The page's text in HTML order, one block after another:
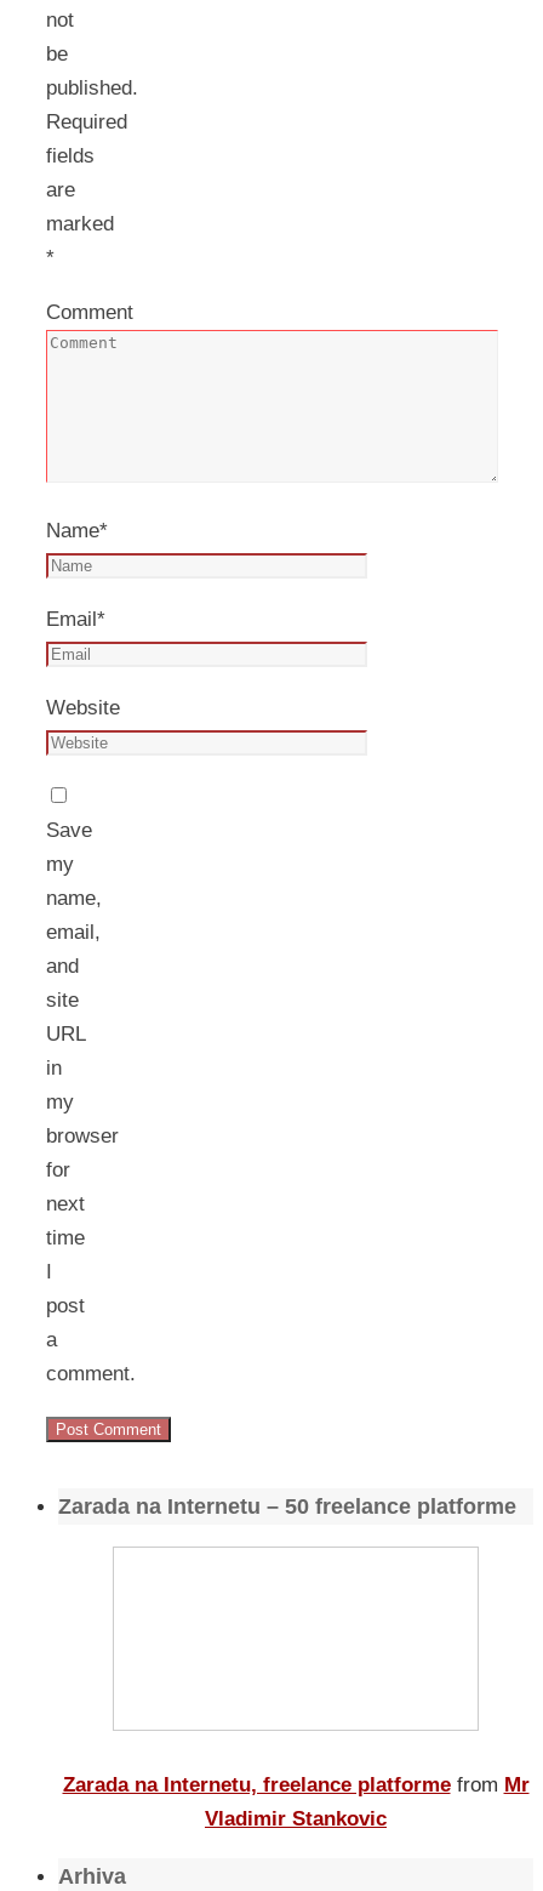
not
be
published.
Required
fields
are
marked
*
Comment
Name*
Email *
Website
Save
my
name,
email,
and
site
URL
in
my
browser
for
next
time
post
a
comment.
Zarada na Internetu – 50 freelance platforme
Zarada na Internetu, freelance platforme from Mr
Vladimir Stankovic
Arhiva